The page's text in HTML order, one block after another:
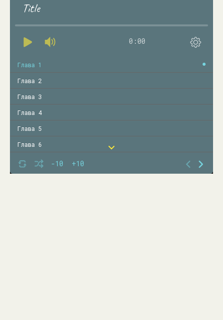
Title
0:00
-10 +10
Глава 1
Глава 2
Глава 3
Глава 4
Глава 5
Глава 6
Глава 7
Глава 8